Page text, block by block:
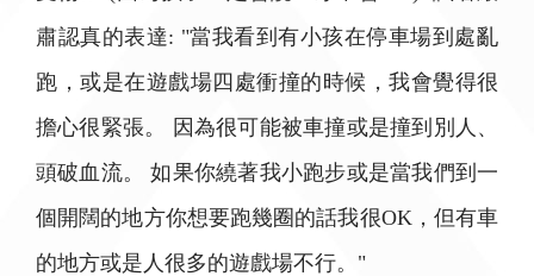
肅認真的表達: "當我看到有小孩在停車場到處亂
跑，或是在遊戲場四處衝撞的時候，我會覺得很
擔心很緊張。 因為很可能被車撞或是撞到別人、
頭破血流。 如果你繞著我小跑步或是當我們到一
個開闊的地方你想要跑幾圈的話我很OK，但有車
的地方或是人很多的遊戲場不行。"